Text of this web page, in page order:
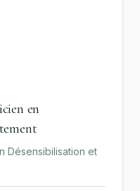
en
Désensibilisation et